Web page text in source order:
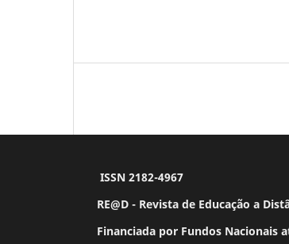
ISSN 2182-4967
RE@D - Revista de Educação a
Financiada por Fundos Nacionais